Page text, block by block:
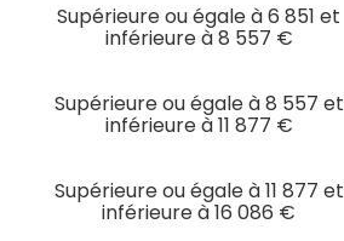
Supérieure ou égale à 6 851 et
inférieure à 8 557 €
Supérieure ou égale à 8 557 et
inférieure à 11 877 €
Supérieure ou égale à 11 877 et
inférieure à 16 086 €